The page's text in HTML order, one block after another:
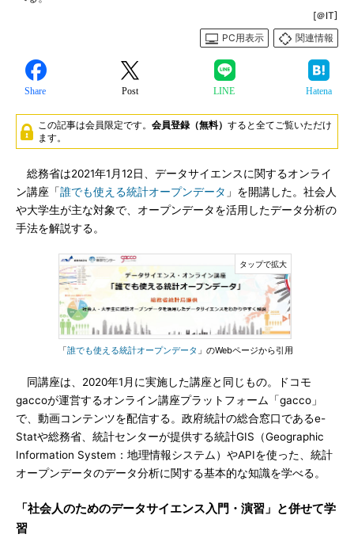
[＠IT]
PC用表示
関連情報
Share Post LINE Hatena
この記事は会員限定です。 会員登録（無料） すると全てご覧いただけ
ます。
総務省は2021年1月12日、データサイエンスに関するオンライ
ン講座「誰でも使える統計オープンデータ 」を開講した。社会人
や大学生が主な対象で、オープンデータを活用したデータ分析の
手法を解説する。
「誰でも使える統計オープンデータ 」のWebページから引用
同講座は、2020年1月に実施した講座と同じもの。ドコモ
gaccoが運営するオンライン講座プラットフォーム「gacco」
で、動画コンテンツを配信する。政府統計の総合窓口であるe-
Statや総務省、統計センターが提供する統計GIS（Geographic
Information System：地理情報システム）やAPIを使った、統計
オープンデータのデータ分析に関する基本的な知識を学べる。
「社会人のためのデータサイエンス入門・演習」と併せて学
習